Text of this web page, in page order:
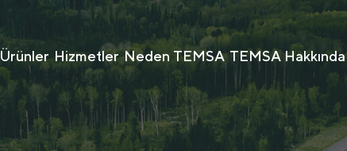
Ürünler Hizmetler Neden TEMSA TEMSA Hakkında